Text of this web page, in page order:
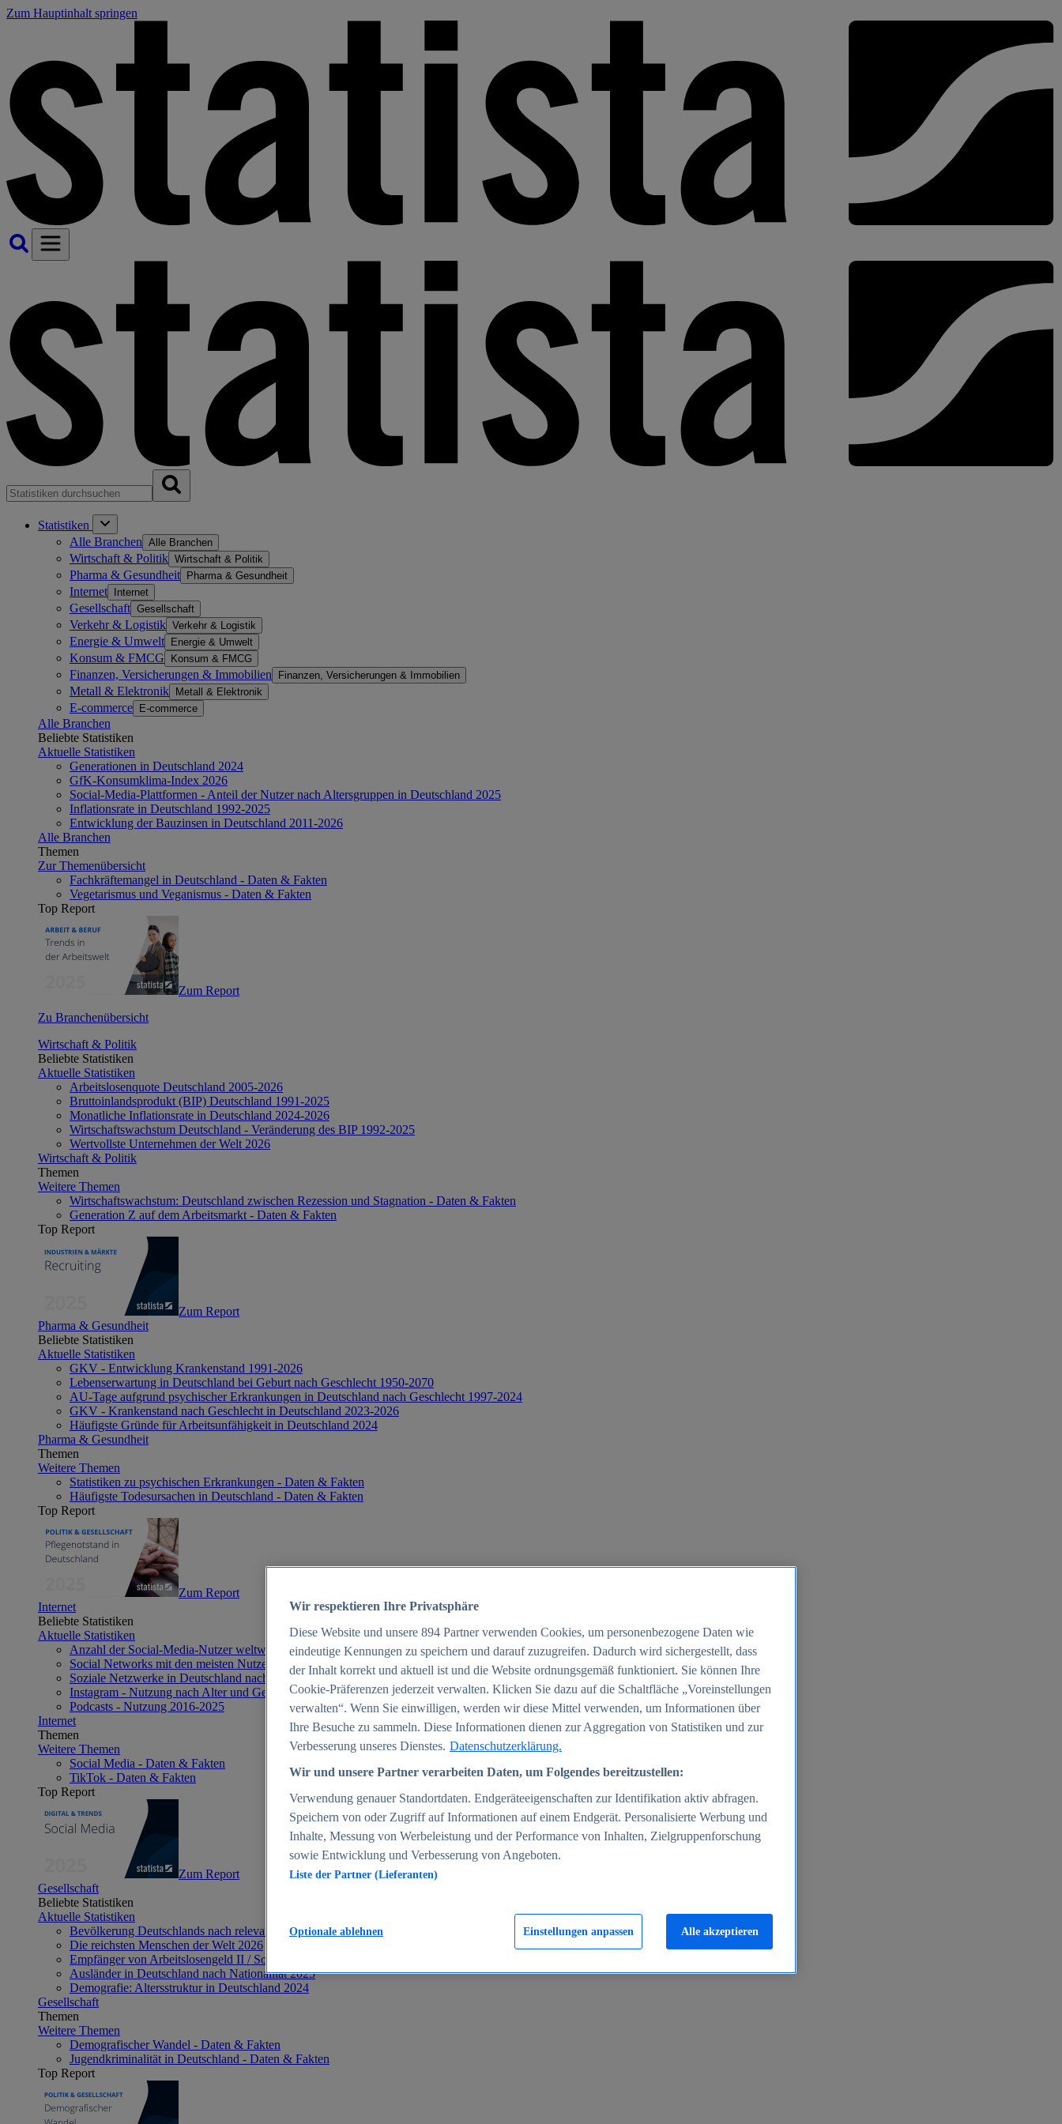
Zum Hauptinhalt springen
Statistiken
Alle Branchen Alle Branchen
Wirtschaft & Politik Wirtschaft & Politik
Pharma & Gesundheit Pharma & Gesundheit
Internet Internet
Gesellschaft Gesellschaft
Verkehr & Logistik Verkehr & Logistik
Energie & Umwelt Energie & Umwelt
Konsum & FMCG Konsum & FMCG
Finanzen, Versicherungen & Immobilien Finanzen, Versicherungen & Immobilien
Metall & Elektronik Metall & Elektronik
E-commerce E-commerce
Alle Branchen
Beliebte Statistiken
Aktuelle Statistiken
Generationen in Deutschland 2024
GfK-Konsumklima-Index 2026
Social-Media-Plattformen - Anteil der Nutzer nach Altersgruppen in Deutschland 2025
Inflationsrate in Deutschland 1992-2025
Entwicklung der Bauzinsen in Deutschland 2011-2026
Alle Branchen
Themen
Zur Themenübersicht
Fachkräftemangel in Deutschland - Daten & Fakten
Vegetarismus und Veganismus - Daten & Fakten
Top Report
Zum Report
Zu Branchenübersicht
Wirtschaft & Politik
Beliebte Statistiken
Aktuelle Statistiken
Arbeitslosenquote Deutschland 2005-2026
Bruttoinlandsprodukt (BIP) Deutschland 1991-2025
Monatliche Inflationsrate in Deutschland 2024-2026
Wirtschaftswachstum Deutschland - Veränderung des BIP 1992-2025
Wertvollste Unternehmen der Welt 2026
Wirtschaft & Politik
Themen
Weitere Themen
Wirtschaftswachstum: Deutschland zwischen Rezession und Stagnation - Daten & Fakten
Generation Z auf dem Arbeitsmarkt - Daten & Fakten
Top Report
Zum Report
Pharma & Gesundheit
Beliebte Statistiken
Aktuelle Statistiken
GKV - Entwicklung Krankenstand 1991-2026
Lebenserwartung in Deutschland bei Geburt nach Geschlecht 1950-2070
AU-Tage aufgrund psychischer Erkrankungen in Deutschland nach Geschlecht 1997-2024
GKV - Krankenstand nach Geschlecht in Deutschland 2023-2026
Häufigste Gründe für Arbeitsunfähigkeit in Deutschland 2024
Pharma & Gesundheit
Themen
Weitere Themen
Statistiken zu psychischen Erkrankungen - Daten & Fakten
Häufigste Todesursachen in Deutschland - Daten & Fakten
Top Report
Zum Report
Internet
Beliebte Statistiken
Aktuelle Statistiken
Anzahl der Social-Media-Nutzer weltweit 2012-2025
Social Networks mit den meisten Nutzern weltweit 2025
Soziale Netzwerke in Deutschland nach Generationen 2025
Instagram - Nutzung nach Alter und Geschlecht in Deutschland 2025
Podcasts - Nutzung 2016-2025
Internet
Themen
Weitere Themen
Social Media - Daten & Fakten
TikTok - Daten & Fakten
Top Report
Zum Report
Gesellschaft
Beliebte Statistiken
Aktuelle Statistiken
Bevölkerung Deutschlands nach relevanten Altersgruppen 2024
Die reichsten Menschen der Welt 2026
Empfänger von Arbeitslosengeld II / Sozialgeld / Bürgergeld in Deutschland 2005-2025
Ausländer in Deutschland nach Nationalität 2025
Demografie: Altersstruktur in Deutschland 2024
Gesellschaft
Themen
Weitere Themen
Demografischer Wandel - Daten & Fakten
Jugendkriminalität in Deutschland - Daten & Fakten
Top Report
Wir respektieren Ihre Privatsphäre
Diese Website und unsere 894 Partner verwenden Cookies, um personenbezogene Daten wie
eindeutige Kennungen zu speichern und darauf zuzugreifen. Dadurch wird sichergestellt, dass
der Inhalt korrekt und aktuell ist und die Website ordnungsgemäß funktioniert. Sie können Ihre
Cookie-Präferenzen jederzeit verwalten. Klicken Sie dazu auf die Schaltfläche „Voreinstellungen
verwalten“. Wenn Sie einwilligen, werden wir diese Mittel verwenden, um Informationen über
Ihre Besuche zu sammeln. Diese Informationen dienen zur Aggregation von Statistiken und zur
Verbesserung unseres Dienstes. Datenschutzerklärung.
Wir und unsere Partner verarbeiten Daten, um Folgendes bereitzustellen:
Verwendung genauer Standortdaten. Endgeräteeigenschaften zur Identifikation aktiv abfragen.
Speichern von oder Zugriff auf Informationen auf einem Endgerät. Personalisierte Werbung und
Inhalte, Messung von Werbeleistung und der Performance von Inhalten, Zielgruppenforschung
sowie Entwicklung und Verbesserung von Angeboten.
Liste der Partner (Lieferanten)
Einstellungen anpassen
Optionale ablehnen Alle akzeptieren